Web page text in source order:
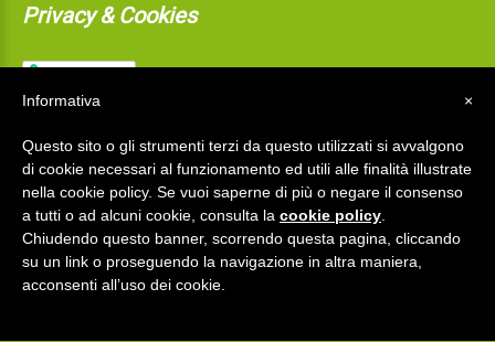
Privacy & Cookies
La Mediterranea S.r.l. © 2026
×
Informativa
Questo sito o gli strumenti terzi da questo utilizzati si avvalgono
di cookie necessari al funzionamento ed utili alle finalità illustrate
nella cookie policy. Se vuoi saperne di più o negare il consenso
a tutti o ad alcuni cookie, consulta la cookie policy
Chiudendo questo banner, scorrendo questa pagina, cliccando
su un link o proseguendo la navigazione in altra maniera,
acconsenti all’uso dei cookie.